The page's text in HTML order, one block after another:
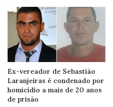
Ex-vereador de Sebastião
Laranjeiras é condenado por
homicídio a mais de 20 anos
de prisão